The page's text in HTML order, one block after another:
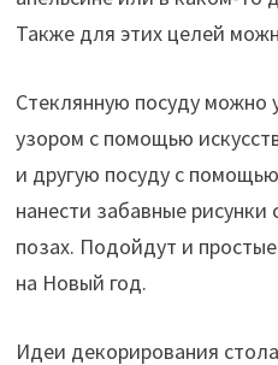
Также для этих целей
Стеклянную посуду можно
узором с помощью
и другую посуду с
нанести забавные рисунки
позах. Подойдут и
на Новый год.
Идеи декорирования